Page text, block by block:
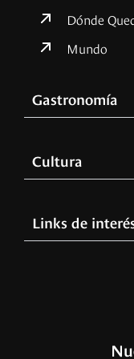
Dónde
Mundo
Gastronomía
Cultura
Links de